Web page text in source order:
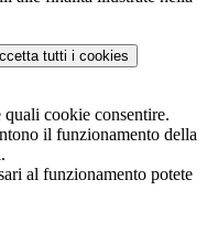
tutti i cookies
quali cookie consentire.
il funzionamento della
al funzionamento potete